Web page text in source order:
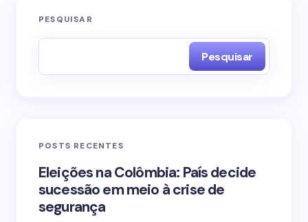
O seu endereço de e-mail não será publicado.
Your Comment *
PESQUISAR
Pesquisar
POSTS RECENTES
Eleições na Colômbia: País decide
sucessão em meio à crise de
segurança